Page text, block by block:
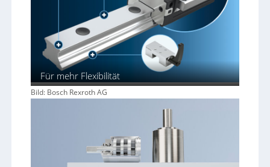
e
i
c
h
Für mehr Flexibilität
Bild: Bosch Rexroth AG